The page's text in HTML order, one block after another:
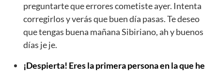
preguntarte que errores cometiste ayer. Intenta
corregirlos y verás que buen día pasas. Te deseo
que tengas buena mañana Sibiriano, ah y buenos
días je je.
¡Despierta! Eres la primera persona en la que he